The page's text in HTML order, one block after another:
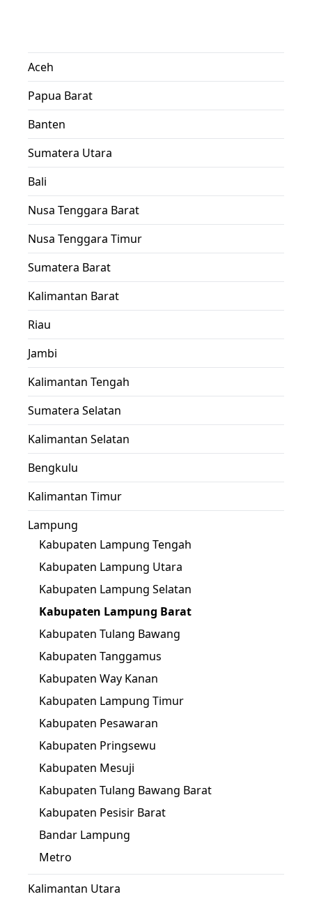
Aceh
Papua Barat
Banten
Sumatera Utara
Bali
Nusa Tenggara Barat
Nusa Tenggara Timur
Sumatera Barat
Kalimantan Barat
Riau
Jambi
Kalimantan Tengah
Sumatera Selatan
Kalimantan Selatan
Bengkulu
Kalimantan Timur
Lampung
Kabupaten Lampung Tengah
Kabupaten Lampung Utara
Kabupaten Lampung Selatan
Kabupaten Lampung Barat
Kabupaten Tulang Bawang
Kabupaten Tanggamus
Kabupaten Way Kanan
Kabupaten Lampung Timur
Kabupaten Pesawaran
Kabupaten Pringsewu
Kabupaten Mesuji
Kabupaten Tulang Bawang Barat
Kabupaten Pesisir Barat
Bandar Lampung
Metro
Kalimantan Utara